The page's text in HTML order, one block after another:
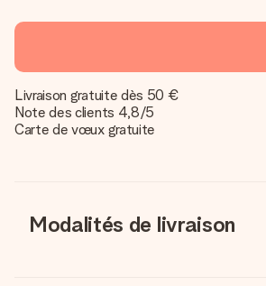
Livraison gratuite dès 50 €
Note des clients 4,8/5
Carte de vœux gratuite
Modalités de livraison